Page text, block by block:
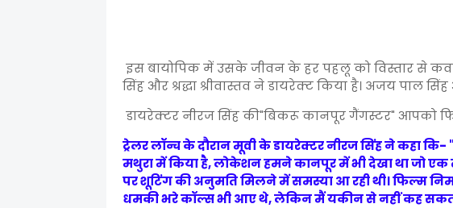
इस बायोपिक में उसके जीवन के हर पहलू को विस्तार से
सिंह और श्रद्धा श्रीवास्तव ने डायरेक्ट किया है। अजय पाल
डायरेक्टर नीरज सिंह की"बिकरू कानपूर गैंगस्टर" आपको
ट्रेलर लॉन्च के दौरान मूवी के डायरेक्टर नीरज सिंह ने कहा
मथुरा में किया है, लोकेशन हमने कानपूर में भी देखा था जो
पर शूटिंग की अनुमति मिलने में समस्या आ रही थी। फिल्म
धमकी भरे कॉल्स भी आए थे, लेकिन मैं यकीन से नहीं कह सकता